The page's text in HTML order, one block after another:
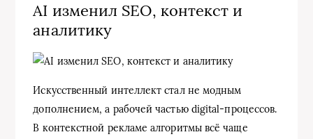
AI изменил SEO, контекст и
аналитику
Искусственный интеллект стал не модным
дополнением, а рабочей частью digital-процессов.
В контекстной рекламе алгоритмы всё чаще